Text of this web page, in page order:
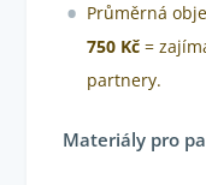
Průměrná
750 Kč =
partnery.
Materiály pro